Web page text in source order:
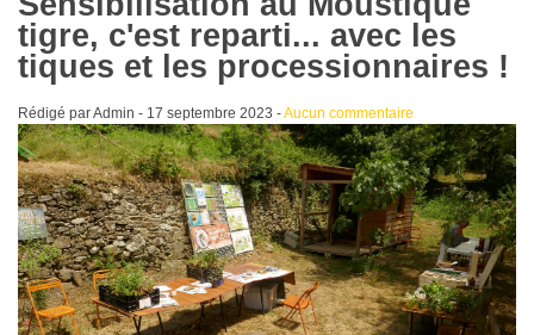
tigre, c'est reparti... avec les
tiques et les processionnaires !
Rédigé par Admin - 17 septembre 2023 -Aucun commentaire